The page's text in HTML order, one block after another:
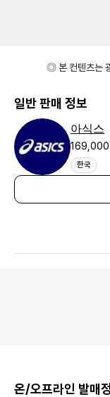
◎ 본 컨텐츠는
일반 판매 정보
아식스
한국
온/오프라인 발매